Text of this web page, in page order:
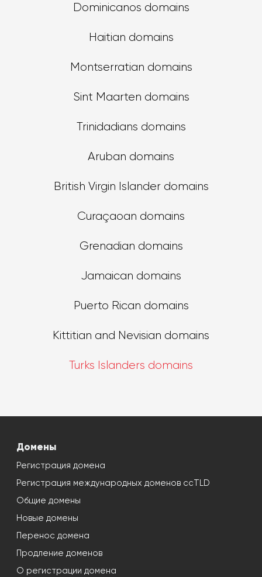
Dominicanos domains
Haitian domains
Montserratian domains
Sint Maarten domains
Trinidadians domains
Aruban domains
British Virgin Islander domains
Curaçaoan domains
Grenadian domains
Jamaican domains
Puerto Rican domains
Kittitian and Nevisian domains
Turks Islanders domains
Домены
Регистрация домена
Регистрация международных доменов ccTLD
Общие домены
Новые домены
Перенос домена
Продление доменов
О регистрации домена